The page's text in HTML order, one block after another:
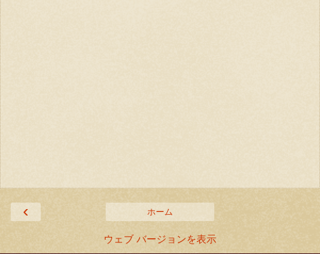
‹ ホーム
ウェブ バージョンを表示